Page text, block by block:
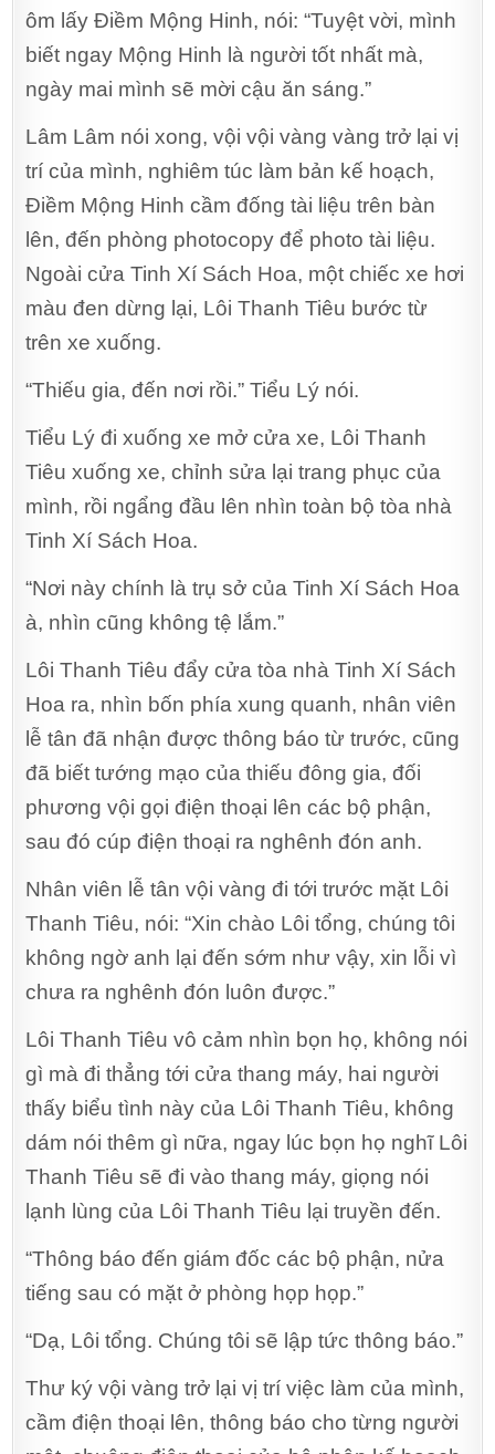
ôm lấy Điềm Mộng Hinh, nói: “Tuyệt vời, mình
biết ngay Mộng Hinh là người tốt nhất mà,
ngày mai mình sẽ mời cậu ăn sáng.”
Lâm Lâm nói xong, vội vội vàng vàng trở lại vị
trí của mình, nghiêm túc làm bản kế hoạch,
Điềm Mộng Hinh cầm đống tài liệu trên bàn
lên, đến phòng photocopy để photo tài liệu.
Ngoài cửa Tinh Xí Sách Hoa, một chiếc xe hơi
màu đen dừng lại, Lôi Thanh Tiêu bước từ
trên xe xuống.
“Thiếu gia, đến nơi rồi.” Tiểu Lý nói.
Tiểu Lý đi xuống xe mở cửa xe, Lôi Thanh
Tiêu xuống xe, chỉnh sửa lại trang phục của
mình, rồi ngẩng đầu lên nhìn toàn bộ tòa nhà
Tinh Xí Sách Hoa.
“Nơi này chính là trụ sở của Tinh Xí Sách Hoa
à, nhìn cũng không tệ lắm.”
Lôi Thanh Tiêu đẩy cửa tòa nhà Tinh Xí Sách
Hoa ra, nhìn bốn phía xung quanh, nhân viên
lễ tân đã nhận được thông báo từ trước, cũng
đã biết tướng mạo của thiếu đông gia, đối
phương vội gọi điện thoại lên các bộ phận,
sau đó cúp điện thoại ra nghênh đón anh.
Nhân viên lễ tân vội vàng đi tới trước mặt Lôi
Thanh Tiêu, nói: “Xin chào Lôi tổng, chúng tôi
không ngờ anh lại đến sớm như vậy, xin lỗi vì
chưa ra nghênh đón luôn được.”
Lôi Thanh Tiêu vô cảm nhìn bọn họ, không nói
gì mà đi thẳng tới cửa thang máy, hai người
thấy biểu tình này của Lôi Thanh Tiêu, không
dám nói thêm gì nữa, ngay lúc bọn họ nghĩ Lôi
Thanh Tiêu sẽ đi vào thang máy, giọng nói
lạnh lùng của Lôi Thanh Tiêu lại truyền đến.
“Thông báo đến giám đốc các bộ phận, nửa
tiếng sau có mặt ở phòng họp họp.”
“Dạ, Lôi tổng. Chúng tôi sẽ lập tức thông báo.”
Thư ký vội vàng trở lại vị trí việc làm của mình,
cầm điện thoại lên, thông báo cho từng người